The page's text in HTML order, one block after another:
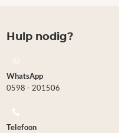
Hulp nodig?
WhatsApp
0598 - 201506
Telefoon